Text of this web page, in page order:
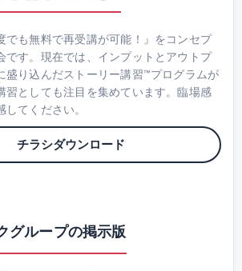
でも無料で再受講が可能！』をコンセプ
です。現在では、インプットとアウトプ
盛り込んだストーリー講習™プログラムが
習としても注目を集めています。臨場感
てください。
チラシダウンロード
グループの掲示版